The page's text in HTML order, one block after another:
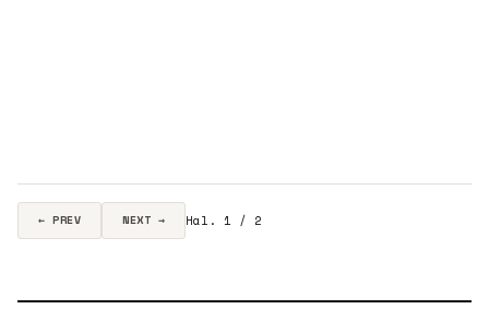
← PREV NEXT → Hal. 1 / 2